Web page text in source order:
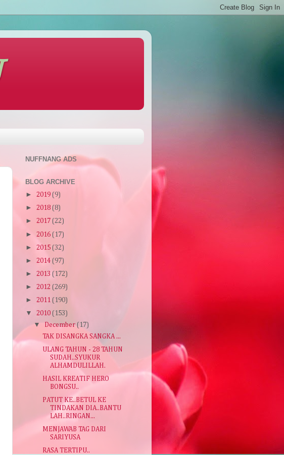
NUFFNANG ADS
BLOG ARCHIVE
► 2019 (9)
► 2018 (8)
► 2017 (22)
► 2016 (17)
► 2015 (32)
► 2014 (97)
► 2013 (172)
► 2012 (269)
► 2011 (190)
▼ 2010 (153)
▼ December(17)
TAK DISANGKA SANGKA ...
ULANG TAHUN - 28 TAHUN
SUDAH..SYUKUR
ALHAMDULILLAH.
HASIL KREATIF HERO
BONGSU..
PATUT KE..BETUL KE
TINDAKAN DIA..BANTU
LAH..RINGAN...
MENJAWAB TAG DARI
SARIYUSA
RASA TERTIPU..